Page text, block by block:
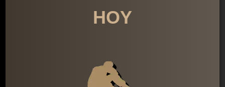
HOY